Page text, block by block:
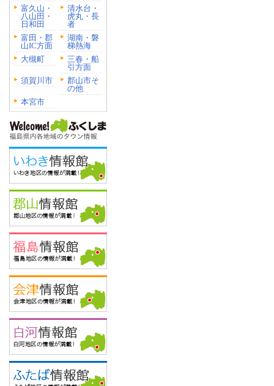
富久山・
八山田・
日和田
清水台・
虎丸・長
者
富田・郡
山IC方面
湖南・磐
梯熱海
大槻町
三春・船
引方面
須賀川市
郡山市そ
の他
本宮市